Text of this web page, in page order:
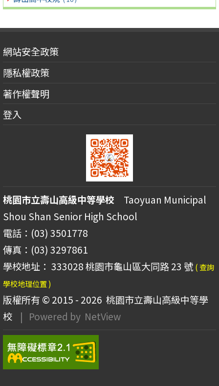
網站安全政策
隱私權政策
著作權聲明
登入
桃園市立壽山高級中等學校 Taoyuan Municipal
Shou Shan Senior High School
電話：(03) 3501778
傳真：(03) 3297861
學校地址： 333028 桃園市龜山區大同路 23 號 ( 查詢
學校地理位置 )
版權所有 © 2015 - 2026 桃園市立壽山高級中等學
校
| Powered by NetView